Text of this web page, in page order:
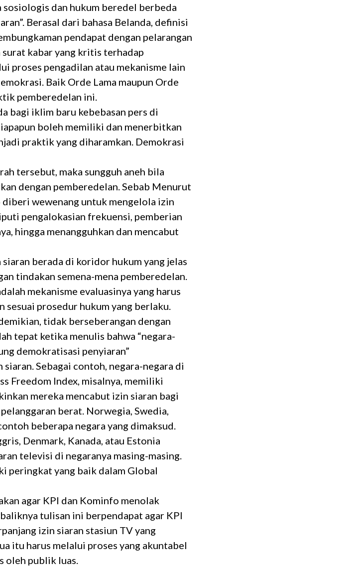
sosiologis dan hukum beredel berbeda
Berasal dari bahasa Belanda, definisi
pendapat dengan pelarangan
kabar yang kritis terhadap
proses pengadilan atau mekanisme lain
Baik Orde Lama maupun Orde
pemberedelan ini.
bagi iklim baru kebebasan pers di
boleh memiliki dan menerbitkan
praktik yang diharamkan. Demokrasi
tersebut, maka sungguh aneh bila
dengan pemberedelan. Sebab Menurut
wewenang untuk mengelola izin
pengalokasian frekuensi, pemberian
hingga menangguhkan dan mencabut
berada di koridor hukum yang jelas
tindakan semena-mena pemberedelan.
mekanisme evaluasinya yang harus
prosedur hukum yang berlaku.
tidak berseberangan dengan
tepat ketika menulis bahwa “negara-
demokratisasi penyiaran”
Sebagai contoh, negara-negara di
Freedom Index, misalnya, memiliki
mereka mencabut izin siaran bagi
berat. Norwegia, Swedia,
beberapa negara yang dimaksud.
Denmark, Kanada, atau Estonia
televisi di negaranya masing-masing.
peringkat yang baik dalam Global
agar KPI dan Kominfo menolak
tulisan ini berpendapat agar KPI
izin siaran stasiun TV yang
itu harus melalui proses yang akuntabel
oleh publik luas.